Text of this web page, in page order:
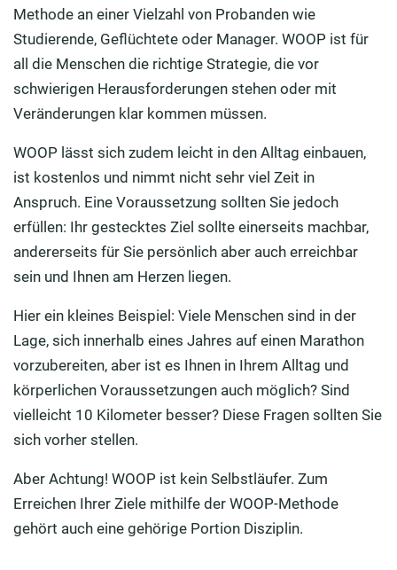
Methode an einer Vielzahl von Probanden wie
Studierende, Geflüchtete oder Manager. WOOP ist für
all die Menschen die richtige Strategie, die vor
schwierigen Herausforderungen stehen oder mit
Veränderungen klar kommen müssen.
WOOP lässt sich zudem leicht in den Alltag einbauen,
ist kostenlos und nimmt nicht sehr viel Zeit in
Anspruch. Eine Voraussetzung sollten Sie jedoch
erfüllen: Ihr gestecktes Ziel sollte einerseits machbar,
andererseits für Sie persönlich aber auch erreichbar
sein und Ihnen am Herzen liegen.
Hier ein kleines Beispiel: Viele Menschen sind in der
Lage, sich innerhalb eines Jahres auf einen Marathon
vorzubereiten, aber ist es Ihnen in Ihrem Alltag und
körperlichen Voraussetzungen auch möglich? Sind
vielleicht 10 Kilometer besser? Diese Fragen sollten Sie
sich vorher stellen.
Aber Achtung! WOOP ist kein Selbstläufer. Zum
Erreichen Ihrer Ziele mithilfe der WOOP-Methode
gehört auch eine gehörige Portion Disziplin.